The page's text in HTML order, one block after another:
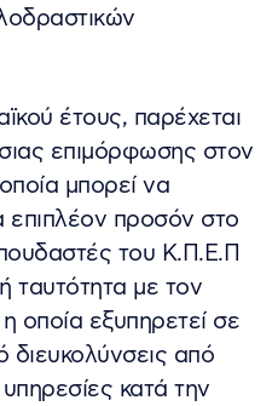
έτους, παρέχεται
επιμόρφωσης στον
μπορεί να
επιπλέον προσόν στο
του Κ.Π.Ε.Π
ταυτότητα με τον
οποία εξυπηρετεί σε
από
υπηρεσίες κατά την